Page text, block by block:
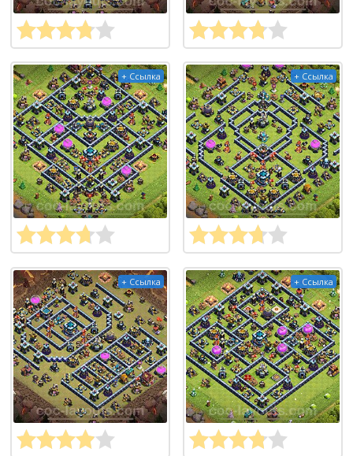
+ Ссылка + Ссылка
+ Ссылка + Ссылка